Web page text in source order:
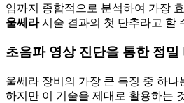
임까지 종합적으로 분석하여 가장
울쎄라시술 결과의 첫 단추라고 할
초음파 영상 진단을 통한 정밀
울쎄라 장비의 가장 큰 특징 중 하
하지만 이 기술을 제대로 활용하는